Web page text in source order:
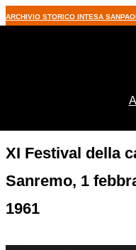
ARCHIVIO STORICO INTESA
XI Festival della
Sanremo, 1
1961